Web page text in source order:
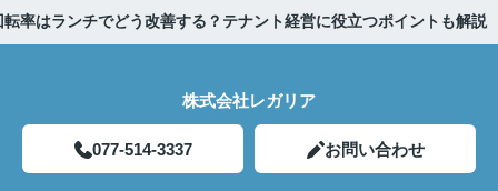
転率はランチでどう改善する？テナント経営に役立つポイントも解説
株式会社レガリア
077-514-3337 お問い合わせ